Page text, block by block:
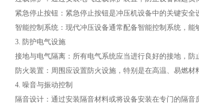
紧急停止按钮：紧急停止按钮是冲压机设备中的关键安全
智能控制系统：现代冲压设备通常配备智能控制系统，能
3. 防护电气设施
接地与电气隔离：所有电气系统应当进行良好的接地，防
防火装置：周围应设置防火设施，特别是在高温、易燃材
4. 噪音与振动控制
隔音设计：通过安装隔音材料或将设备安装在专门的隔音